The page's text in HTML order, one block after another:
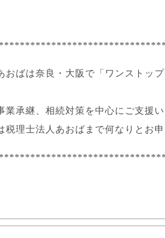
おばは奈良・大阪で「ワンストッ
業承継、相続対策を中心にご支援い
税理士法人あおばまで何なりとお申